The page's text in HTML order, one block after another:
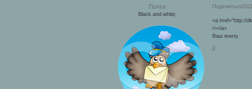
Поделиться
Почта
Black and white;
<a href="http://
/></a>
Ваш внизу
0